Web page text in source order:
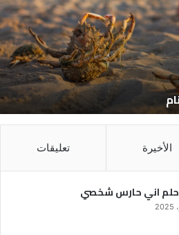
الأخيرة تعليقات
حلم اني حارس شخصي